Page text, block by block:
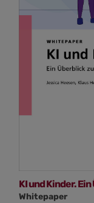
KI und Kinder.
Whitepaper